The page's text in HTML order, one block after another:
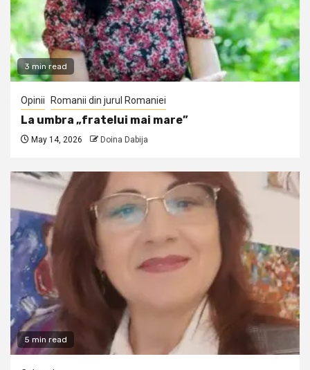
3 min read
Opinii Romanii din jurul Romaniei
La umbra „fratelui mai mare”
May 14, 2026 Doina Dabija
5 min read